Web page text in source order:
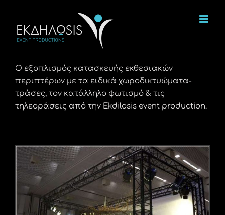
περιεχόμενο
Ο εξοπλισμός κατασκευής εκθεσιακών
περιπτέρων με τα ειδικά χωροδικτυώματα-
τράσες, τον κατάλληλο φωτισμό & τις
τηλεοράσεις από την Ekdilosis event production.